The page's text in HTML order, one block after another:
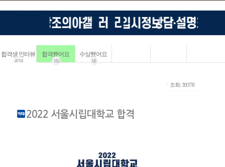
합격생 인터뷰
4114
합격했어요
183
수상했어요
68
ㆍ조회: 39378
2022 서울시립대학교 합격